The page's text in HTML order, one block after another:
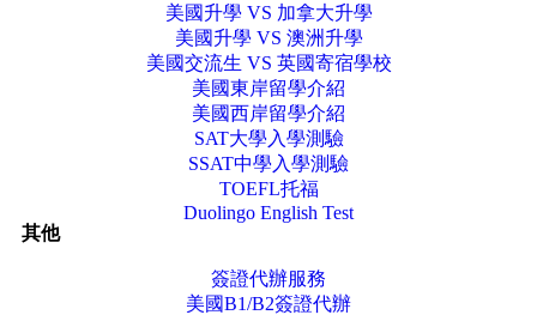
美國升學 VS 加拿大升學
美國升學 VS 澳洲升學
美國交流生 VS 英國寄宿學校
美國東岸留學介紹
美國西岸留學介紹
SAT大學入學測驗
SSAT中學入學測驗
TOEFL托福
Duolingo English Test
其他
簽證代辦服務
美國B1/B2簽證代辦